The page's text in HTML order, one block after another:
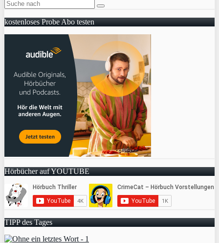
kostenloses Probe Abo testen
Hörbücher auf YOUTUBE
TIPP des Tages